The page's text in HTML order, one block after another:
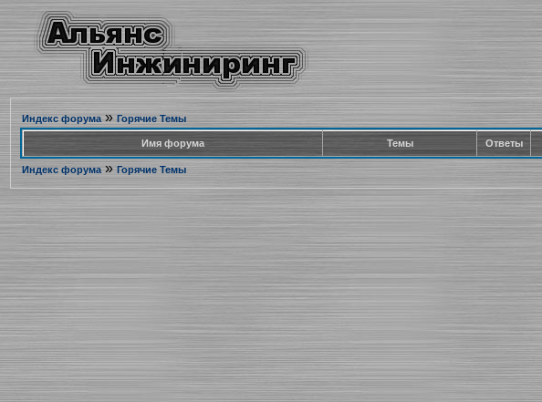
Индекс форума» Горячие Темы
Имя форума Темы Ответы
Индекс форума» Горячие Темы